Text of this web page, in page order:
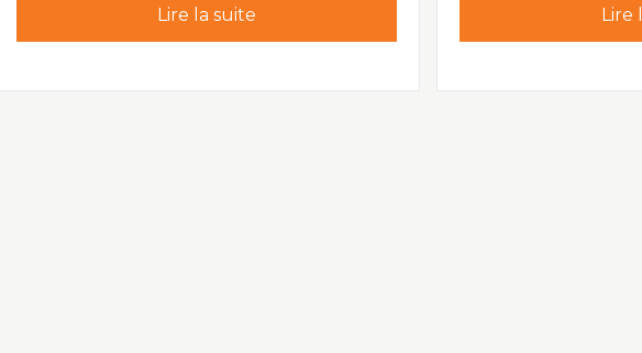
Lire la suite Lire